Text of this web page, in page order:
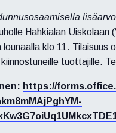
Hahkialan
klo 11. Tilaisuus
tuottajille.
https://